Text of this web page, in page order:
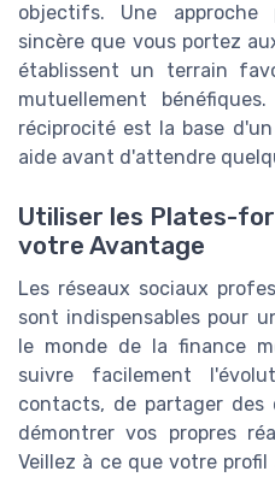
objectifs. Une approche
sincère que vous portez
établissent un terrain
mutuellement
réciprocité est la base
aide avant d'attendre
Utiliser les Plates-
votre Avantage
Les réseaux sociaux
sont indispensables pour
le monde de la finance
suivre facilement
contacts, de partager
démontrer vos propres
Veillez à ce que votre